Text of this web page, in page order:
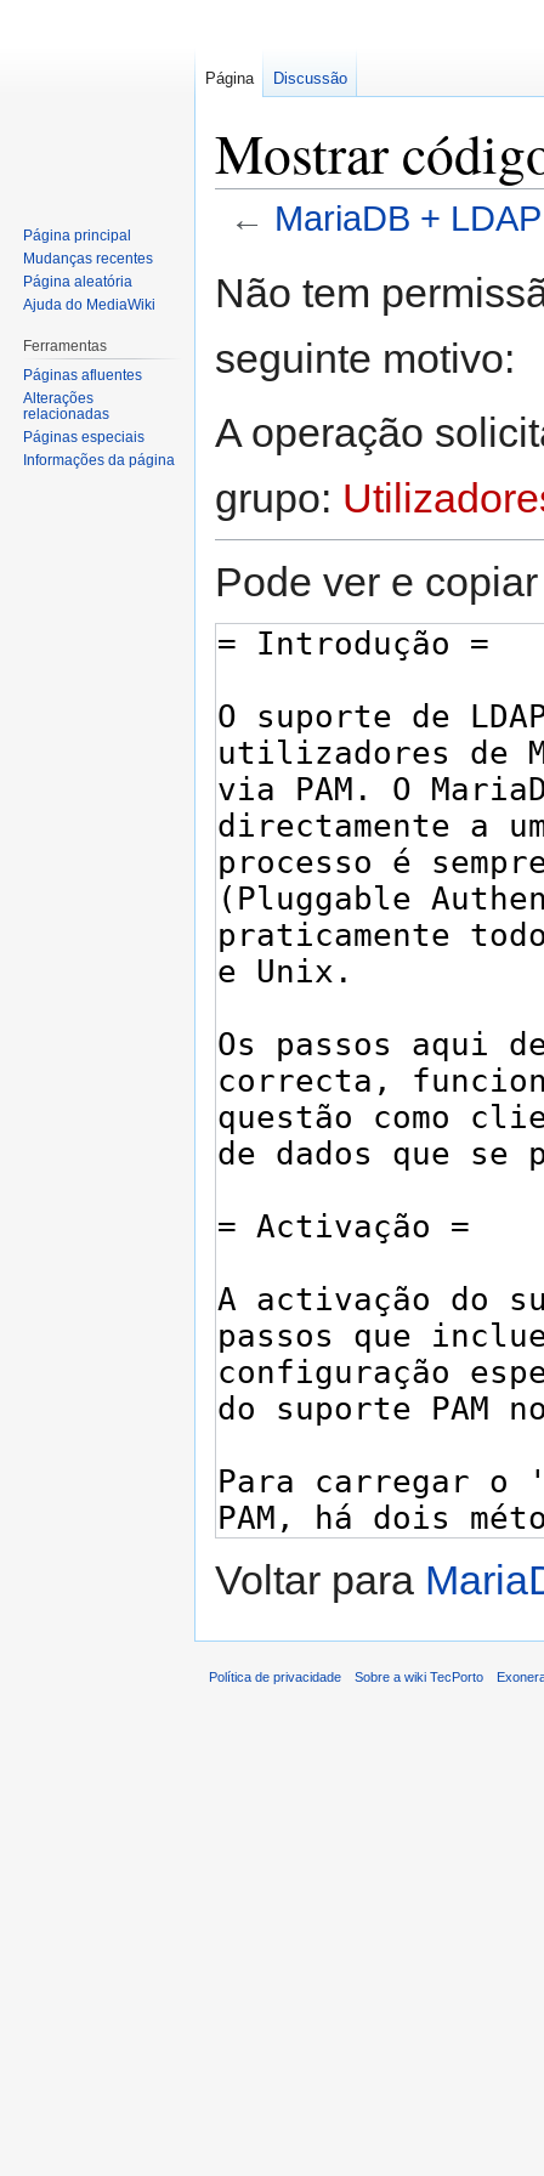
Mostrar
← MariaDB + LDAP
para
navegação
para
pesquisa
Não tem
seguinte motivo:
A operação
grupo:
Pode ver e
Voltar para
Página Discussão
Página principal
Mudanças recentes
Página aleatória
Ajuda do MediaWiki
Ferramentas
Páginas afluentes
Alterações
relacionadas
Páginas especiais
Informações da página
Política de privacidade Sobre a wiki TecPorto